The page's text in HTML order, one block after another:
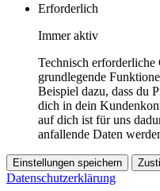
Erforderlich
Immer aktiv
Technisch erforderliche
grundlegende
Beispiel dazu, dass du
dich in dein
auf dich ist für uns
anfallende Daten
Einstellungen speichern
Datenschutzerklärung